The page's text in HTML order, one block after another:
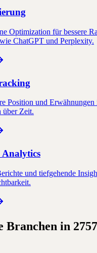
Optimization für bessere
ChatGPT und Perplexity.
Position und
über Zeit.
und tiefgehende
Branchen in